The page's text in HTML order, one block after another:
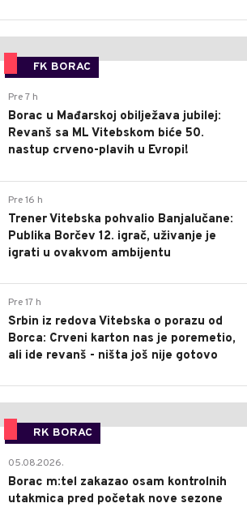
FK BORAC
Pre 7 h
Borac u Mađarskoj obilježava jubilej:
Revanš sa ML Vitebskom biće 50.
nastup crveno-plavih u Evropi!
Pre 16 h
Trener Vitebska pohvalio Banjalučane:
Publika Borčev 12. igrač, uživanje je
igrati u ovakvom ambijentu
Pre 17 h
Srbin iz redova Vitebska o porazu od
Borca: Crveni karton nas je poremetio,
ali ide revanš - ništa još nije gotovo
RK BORAC
05.08.2026.
Borac m:tel zakazao osam kontrolnih
utakmica pred početak nove sezone